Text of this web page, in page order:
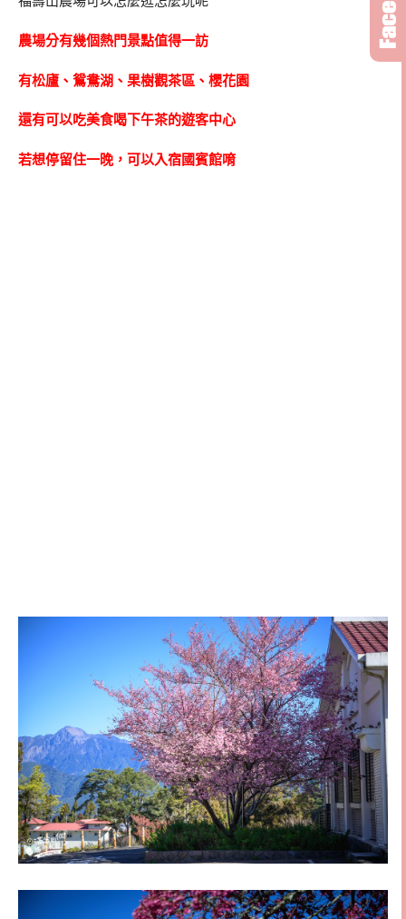
農場分有幾個熱門景點值得一訪
有松廬、鴛鴦湖、果樹觀茶區、櫻花園
還有可以吃美食喝下午茶的遊客中心
若想停留住一晚，可以入宿國賓館唷